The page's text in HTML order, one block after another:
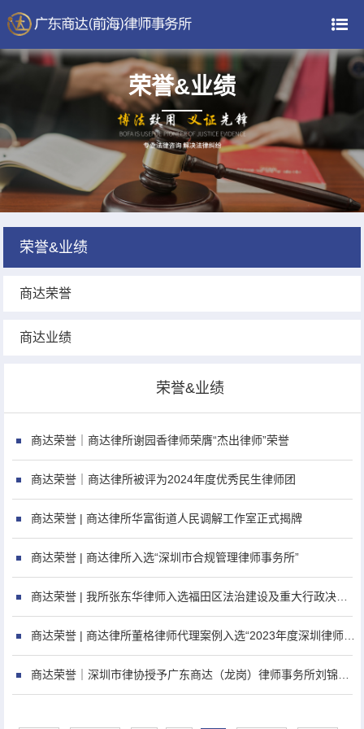
荣誉&业绩
荣誉&业绩
商达荣誉
商达业绩
荣誉&业绩
商达荣誉｜商达律所谢园香律师荣膺“杰出律师”荣誉
商达荣誉｜商达律所被评为2024年度优秀民生律师团
商达荣誉 | 商达律所华富街道人民调解工作室正式揭牌
商达荣誉 | 商达律所入选“深圳市合规管理律师事务所”
商达荣誉 | 我所张东华律师入选福田区法治建设及重大行政决策法律专家库
商达荣誉 | 商达律所董格律师代理案例入选“2023年度深圳律师业务典型案例”